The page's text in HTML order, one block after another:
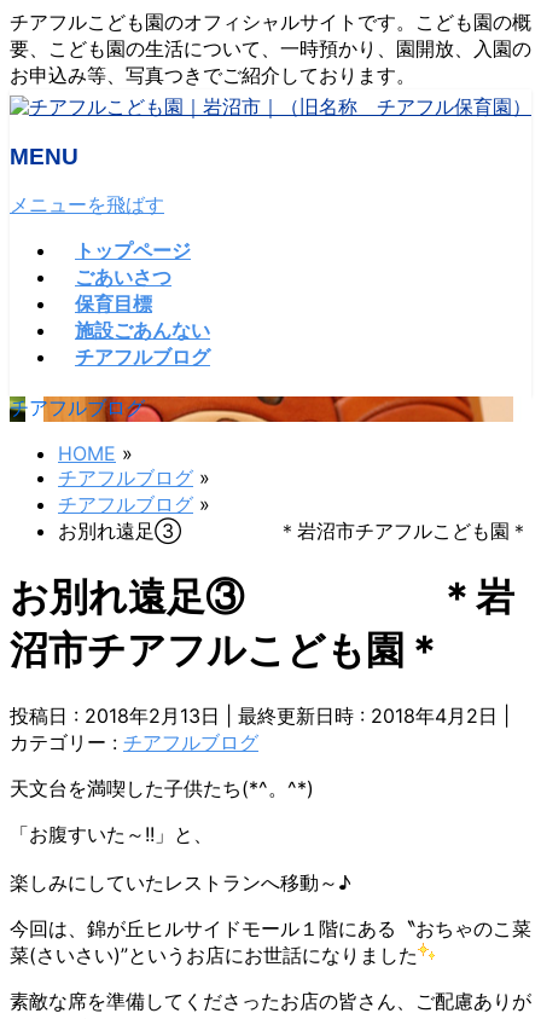
チアフルこども園のオフィシャルサイトです。こども園の概
要、こども園の生活について、一時預かり、園開放、入園の
お申込み等、写真つきでご紹介しております。
MENU
メニューを飛ばす
トップページ
ごあいさつ
保育目標
施設ごあんない
チアフルブログ
チアフルブログ
HOME »
チアフルブログ »
チアフルブログ »
お別れ遠足③ ＊岩沼市チアフルこども園＊
お別れ遠足③ ＊岩
沼市チアフルこども園＊
投稿日 : 2018年2月13日
最終更新日時 : 2018年4月2日
カテゴリー : チアフルブログ
天文台を満喫した子供たち(*^。^*)
「お腹すいた～!!」と、
楽しみにしていたレストランへ移動～♪
今回は、錦が丘ヒルサイドモール１階にある〝おちゃのこ菜
菜(さいさい)”というお店にお世話になりました
素敵な席を準備してくださったお店の皆さん、ご配慮ありが